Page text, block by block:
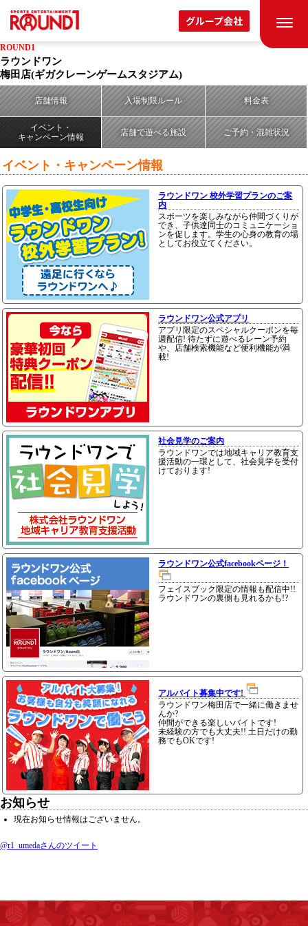
グループ会社
ROUND1
ラウンドワン
梅田店(ギガクレーンゲームスタジアム)
店舗情報 入場制限ルール 料金表
イベント・
キャンペーン情報
店舗で遊べる施設 ご予約・混雑状況
イベント・キャンペーン情報
ラウンドワン 校外学習プランのご案
内
スポーツを楽しみながら仲間づくりが
でき、子供達同士のコミュニケーショ
ンを促します。学生の心身の教育の場
としてお役立てください。
ラウンドワン公式アプリ
アプリ限定のスペシャルクーポンを毎
週配信! 待たずに遊べるレーン予約
や、店舗検索機能など便利機能が満
載!
社会見学のご案内
ラウンドワンでは地域キャリア教育支
援活動の一環として、社会見学を受付
けております!
ラウンドワン公式facebookページ！
フェイスブック限定の情報も配信中!!
ラウンドワンの裏側も見れるかも!?
アルバイト募集中です!
ラウンドワン梅田店で一緒に働きませ
んか?
仲間ができる楽しいバイトです!
未経験の方でも大丈夫!! 土日だけの勤
務でもOKです!
お知らせ
現在お知らせ情報はございません。
@r1_umedaさんのツイート